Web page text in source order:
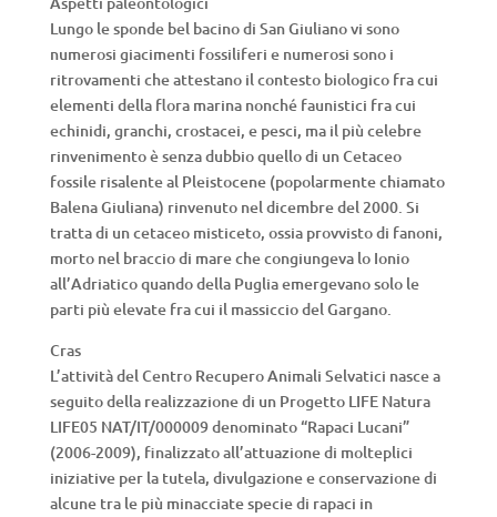
Lungo le sponde bel bacino di San Giuliano vi sono
numerosi giacimenti fossiliferi e numerosi sono i
ritrovamenti che attestano il contesto biologico fra cui
elementi della flora marina nonché faunistici fra cui
echinidi, granchi, crostacei, e pesci, ma il più celebre
rinvenimento è senza dubbio quello di un Cetaceo
fossile risalente al Pleistocene (popolarmente chiamato
Balena Giuliana) rinvenuto nel dicembre del 2000. Si
tratta di un cetaceo misticeto, ossia provvisto di fanoni,
morto nel braccio di mare che congiungeva lo Ionio
all’Adriatico quando della Puglia emergevano solo le
parti più elevate fra cui il massiccio del Gargano.
Cras
L’attività del Centro Recupero Animali Selvatici nasce a
seguito della realizzazione di un Progetto LIFE Natura
LIFE05 NAT/IT/000009 denominato “Rapaci Lucani”
(2006-2009), finalizzato all’attuazione di molteplici
iniziative per la tutela, divulgazione e conservazione di
alcune tra le più minacciate specie di rapaci in